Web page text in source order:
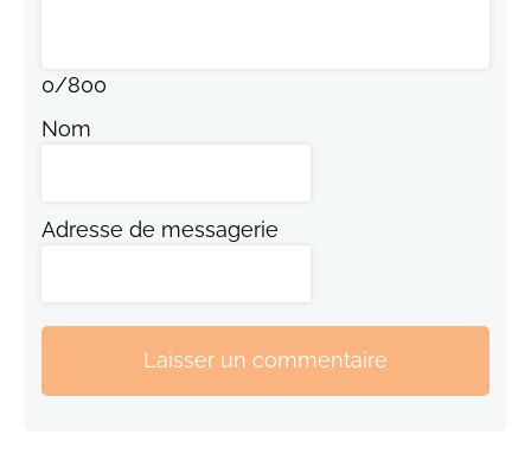
0/800
Nom
Adresse de messagerie
Laisser un commentaire